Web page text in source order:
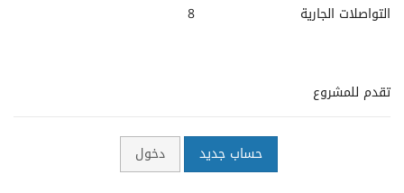
التواصلات الجارية
8
تقدم للمشروع
حساب جديد دخول